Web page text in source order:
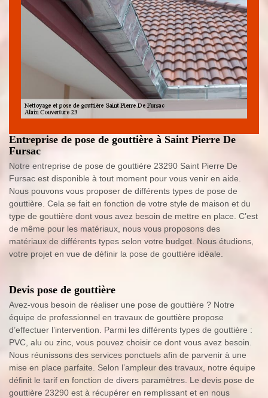
Entreprise de pose de gouttière à Saint Pierre De
Fursac
Notre entreprise de pose de gouttière 23290 Saint Pierre De
Fursac est disponible à tout moment pour vous venir en aide.
Nous pouvons vous proposer de différents types de pose de
gouttière. Cela se fait en fonction de votre style de maison et du
type de gouttière dont vous avez besoin de mettre en place. C’est
de même pour les matériaux, nous vous proposons des
matériaux de différents types selon votre budget. Nous étudions,
votre projet en vue de définir la pose de gouttière idéale.
Devis pose de gouttière
Avez-vous besoin de réaliser une pose de gouttière ? Notre
équipe de professionnel en travaux de gouttière propose
d’effectuer l’intervention. Parmi les différents types de gouttière :
PVC, alu ou zinc, vous pouvez choisir ce dont vous avez besoin.
Nous réunissons des services ponctuels afin de parvenir à une
mise en place parfaite. Selon l’ampleur des travaux, notre équipe
définit le tarif en fonction de divers paramètres. Le devis pose de
gouttière 23290 est à récupérer en remplissant et en nous